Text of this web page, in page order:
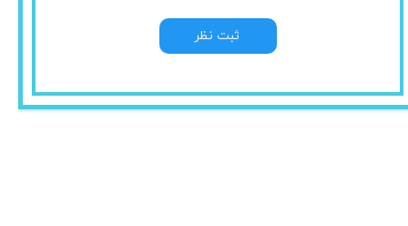
ثبت نظر